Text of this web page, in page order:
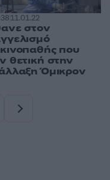
11.01.22
στον
που
θετική στην
Όμικρον